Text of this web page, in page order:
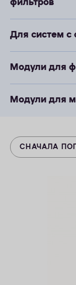
ОПЛАТА
КОНТАКТЫ
фильтров
Для систем с
Модули для
Модули для
СНАЧАЛА